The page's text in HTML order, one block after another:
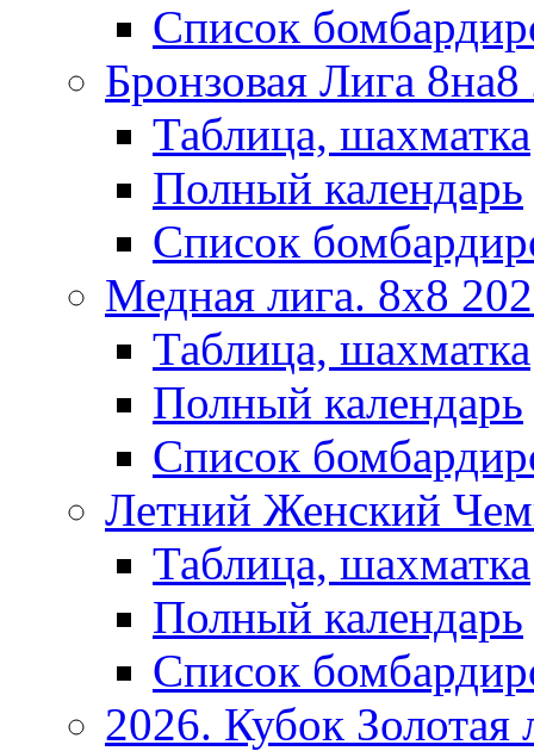
Список
Бронзовая Лига
Таблица, шахматка
Полный календарь
Список
Медная лига. 8x8
Таблица, шахматка
Полный календарь
Список
Летний Женский
Таблица, шахматка
Полный календарь
Список
2026. Кубок Золотая